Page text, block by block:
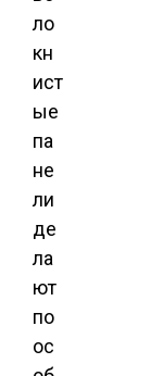
ло
кн
ист
ые
па
не
ли
де
ла
ют
по
ос